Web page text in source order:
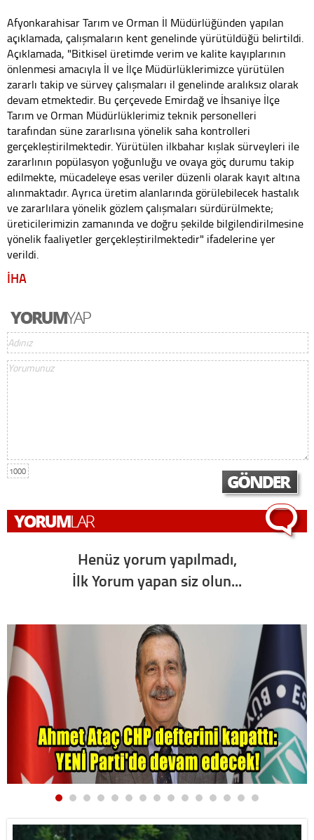
Afyonkarahisar Tarım ve Orman İl Müdürlüğünden yapılan
açıklamada, çalışmaların kent genelinde yürütüldüğü belirtildi.
Açıklamada, "Bitkisel üretimde verim ve kalite kayıplarının
önlenmesi amacıyla İl ve İlçe Müdürlüklerimizce yürütülen
zararlı takip ve sürvey çalışmaları il genelinde aralıksız olarak
devam etmektedir. Bu çerçevede Emirdağ ve İhsaniye İlçe
Tarım ve Orman Müdürlüklerimiz teknik personelleri
tarafından süne zararlısına yönelik saha kontrolleri
gerçekleştirilmektedir. Yürütülen ilkbahar kışlak sürveyleri ile
zararlının popülasyon yoğunluğu ve ovaya göç durumu takip
edilmekte, mücadeleye esas veriler düzenli olarak kayıt altına
alınmaktadır. Ayrıca üretim alanlarında görülebilecek hastalık
ve zararlılara yönelik gözlem çalışmaları sürdürülmekte;
üreticilerimizin zamanında ve doğru şekilde bilgilendirilmesine
yönelik faaliyetler gerçekleştirilmektedir" ifadelerine yer
verildi.
İHA
1000
Henüz yorum yapılmadı,
İlk Yorum yapan siz olun...